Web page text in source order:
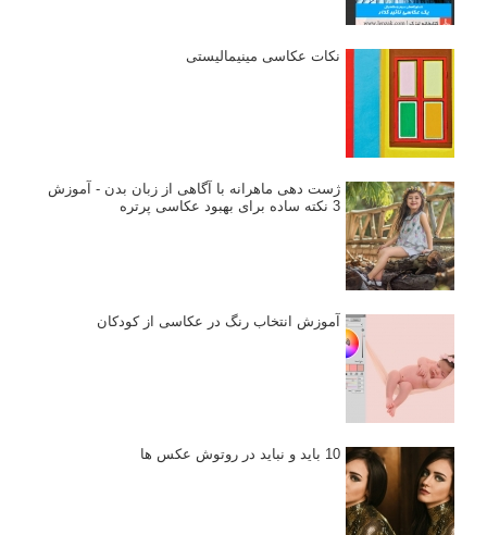
نکات عکاسی مینیمالیستی
ژست دهی ماهرانه با آگاهی از زبان بدن - آموزش
3 نکته ساده برای بهبود عکاسی پرتره
آموزش انتخاب رنگ در عکاسی از کودکان
10 باید و نباید در روتوش عکس ها